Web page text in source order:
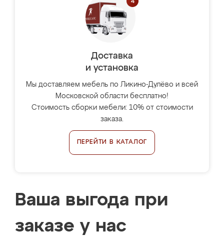
Доставка
и установка
Мы доставляем мебель по Ликино-Дулёво и всей
Московской области бесплатно!
Стоимость сборки мебели: 10% от стоимости
заказа.
ПЕРЕЙТИ В КАТАЛОГ
Ваша выгода при
заказе у нас